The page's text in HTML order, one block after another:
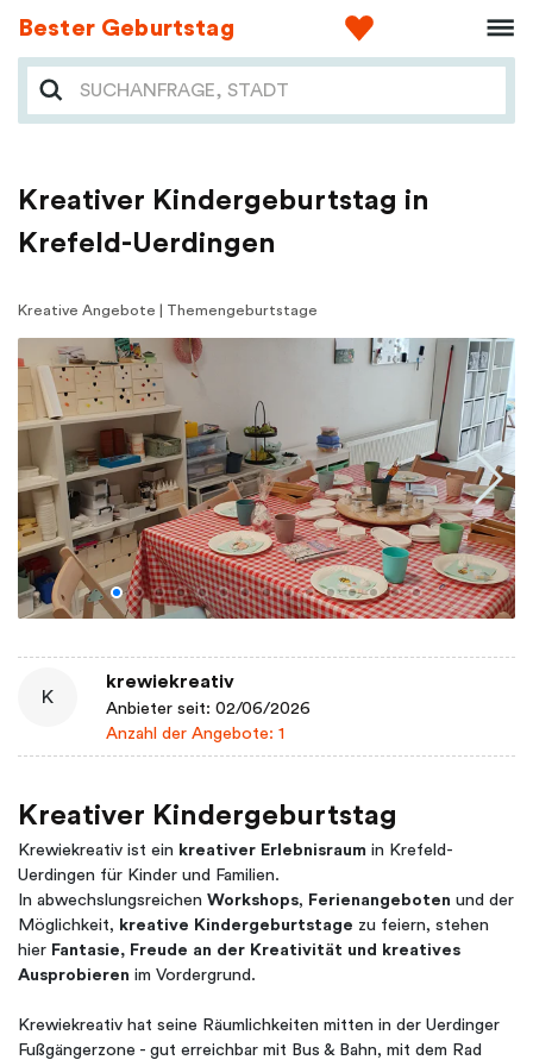
Bester Geburtstag
Kreativer Kindergeburtstag in
Krefeld-Uerdingen
Kreative Angebote | Themengeburtstage
K
krewiekreativ
Anbieter seit: 02/06/2026
Anzahl der Angebote: 1
Kreativer Kindergeburtstag
Krewiekreativ ist ein kreativer Erlebnisraum in Krefeld-
Uerdingen für Kinder und Familien.
In abwechslungsreichen Workshops, Ferienangeboten und der
Möglichkeit, kreative Kindergeburtstage zu feiern, stehen
hier Fantasie, Freude an der Kreativität und kreatives
Ausprobieren im Vordergrund.
Krewiekreativ hat seine Räumlichkeiten mitten in der Uerdinger
Fußgängerzone - gut erreichbar mit Bus & Bahn, mit dem Rad